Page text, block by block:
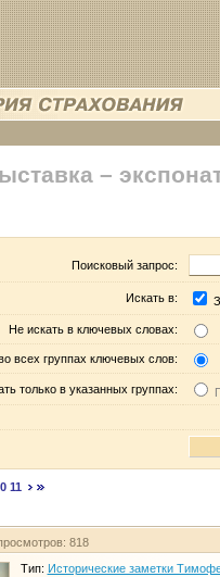
–
Поисковый запрос:
Искать в:
Не искать в ключевых словах:
всех группах ключевых слов:
только в указанных группах:
11
818
Тип: Исторические заметки